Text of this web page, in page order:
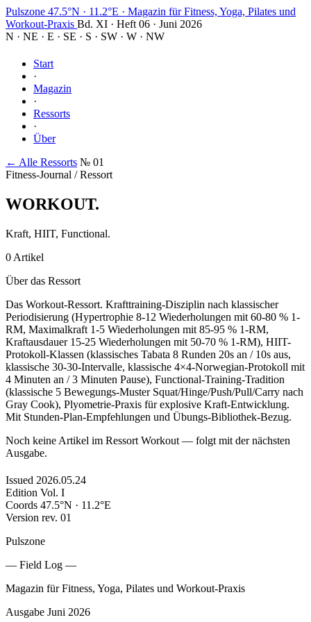
Pulszone 47.5°N · 11.2°E · Magazin für Fitness, Yoga, Pilates und
Workout-Praxis Bd. XI · Heft 06 · Juni 2026
N · NE · E · SE · S · SW · W · NW
Start
·
Magazin
·
Ressorts
·
Über
← Alle Ressorts № 01
Fitness-Journal / Ressort
WORKOUT.
Kraft, HIIT, Functional.
0 Artikel
Über das Ressort
Das Workout-Ressort. Krafttraining-Disziplin nach klassischer
Periodisierung (Hypertrophie 8-12 Wiederholungen mit 60-80 % 1-
RM, Maximalkraft 1-5 Wiederholungen mit 85-95 % 1-RM,
Kraftausdauer 15-25 Wiederholungen mit 50-70 % 1-RM), HIIT-
Protokoll-Klassen (klassisches Tabata 8 Runden 20s an / 10s aus,
klassische 30-30-Intervalle, klassische 4×4-Norwegian-Protokoll mit
4 Minuten an / 3 Minuten Pause), Functional-Training-Tradition
(klassische 5 Bewegungs-Muster Squat/Hinge/Push/Pull/Carry nach
Gray Cook), Plyometrie-Praxis für explosive Kraft-Entwicklung.
Mit Stunden-Plan-Empfehlungen und Übungs-Bibliothek-Bezug.
Noch keine Artikel im Ressort Workout — folgt mit der nächsten
Ausgabe.
Issued 2026.05.24
Edition Vol. I
Coords 47.5°N · 11.2°E
Version rev. 01
Pulszone
— Field Log —
Magazin für Fitness, Yoga, Pilates und Workout-Praxis
Ausgabe Juni 2026